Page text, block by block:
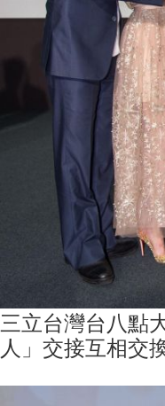
三立台灣台八點
人」交接互相交